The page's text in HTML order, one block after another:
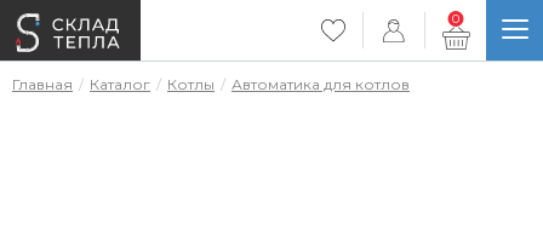
0
Главная Каталог Котлы Автоматика для котлов